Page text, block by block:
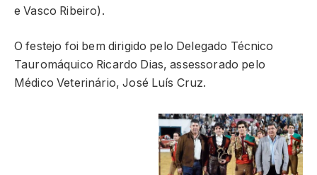
e Vasco Ribeiro).
O festejo foi bem dirigido pelo Delegado Técnico
Tauromáquico Ricardo Dias, assessorado pelo
Médico Veterinário, José Luís Cruz.